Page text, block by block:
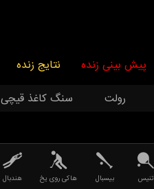
پیش بینی زنده نتایج زنده
رولت سنگ کاغذ قیچی
تنیس بیسبال هاکی روی یخ هندبال